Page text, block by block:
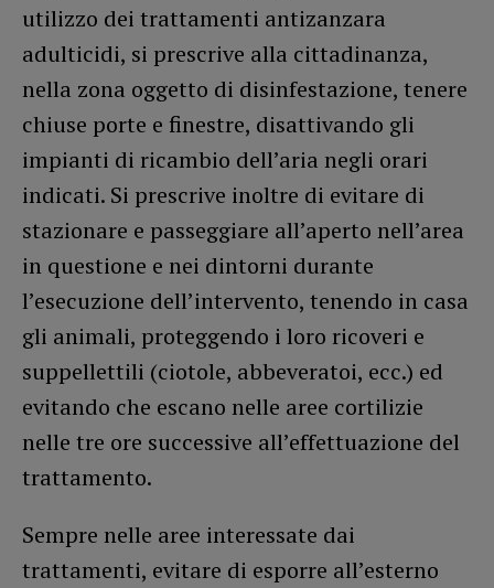
utilizzo dei trattamenti antizanzara
adulticidi, si prescrive alla cittadinanza,
nella zona oggetto di disinfestazione, tenere
chiuse porte e finestre, disattivando gli
impianti di ricambio dell’aria negli orari
indicati. Si prescrive inoltre di evitare di
stazionare e passeggiare all’aperto nell’area
in questione e nei dintorni durante
l’esecuzione dell’intervento, tenendo in casa
gli animali, proteggendo i loro ricoveri e
suppellettili (ciotole, abbeveratoi, ecc.) ed
evitando che escano nelle aree cortilizie
nelle tre ore successive all’effettuazione del
trattamento.
Sempre nelle aree interessate dai
trattamenti, evitare di esporre all’esterno